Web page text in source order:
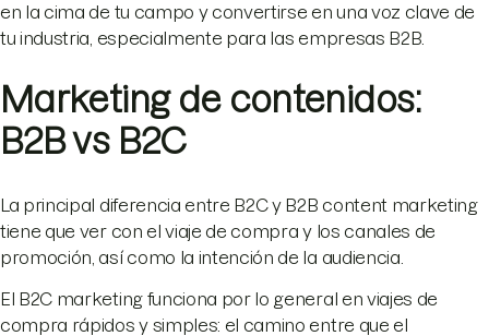
en la cima de tu campo y convertirse en una voz clave de
tu industria, especialmente para las empresas B2B.
Marketing de contenidos:
B2B vs B2C
La principal diferencia entre B2C y B2B content marketing
tiene que ver con el viaje de compra y los canales de
promoción, así como la intención de la audiencia.
El B2C marketing funciona por lo general en viajes de
compra rápidos y simples: el camino entre que el